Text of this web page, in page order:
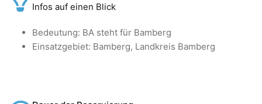
Infos auf einen Blick
Bedeutung: BA steht für Bamberg
Einsatzgebiet: Bamberg, Landkreis Bamberg